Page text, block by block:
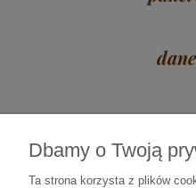
Czas na herbatę Mirosław
woj. podlaskie |
606 117
Dbamy o Twoją
Ta strona korzysta z plików